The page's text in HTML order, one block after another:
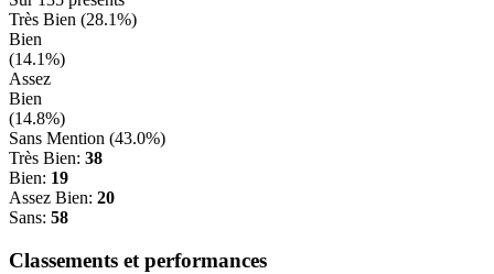
Très Bien (28.1%)
Bien
(14.1%)
Assez
Bien
(14.8%)
Sans Mention (43.0%)
Très Bien: 38
Bien: 19
Assez Bien: 20
Sans: 58
Classements et performances